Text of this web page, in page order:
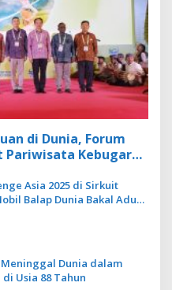
di Dunia, Forum
Pariwisata Kebugaran
Asia 2025 di Sirkuit
Balap Dunia Bakal Adu
Meninggal Dunia dalam
di Usia 88 Tahun